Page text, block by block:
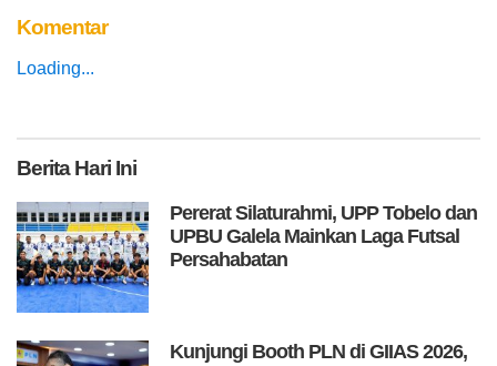
Komentar
Loading...
BeritaHari Ini
Pererat Silaturahmi, UPP Tobelo dan
UPBU Galela Mainkan Laga Futsal
Persahabatan
Kunjungi Booth PLN di GIIAS 2026,